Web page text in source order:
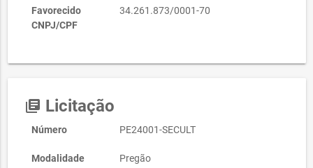
Favorecido
CNPJ/CPF
34.261.873/0001-70
library_books Licitação
Número PE24001-SECULT
Modalidade Pregão